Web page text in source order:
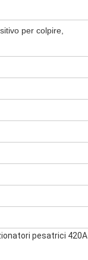
per colpire,
pesatrici 420A